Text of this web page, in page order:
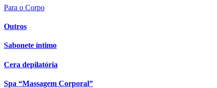
Para o Corpo
Outros
Sabonete íntimo
Cera depilatória
Spa “Massagem Corporal”